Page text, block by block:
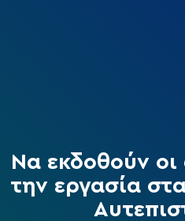
Να εκδοθούν οι
την εργασία